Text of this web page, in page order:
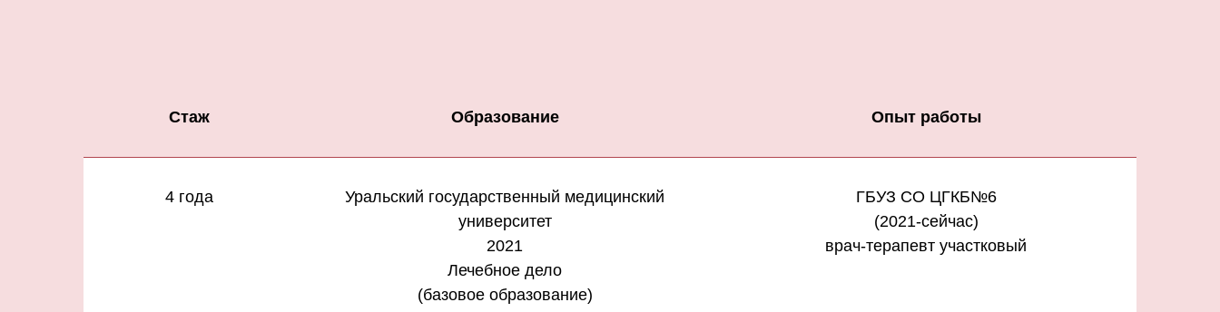
Стаж Образование Опыт работы
4 года
Уральский государственный медицинский
университет
2021
Лечебное дело
(базовое образование)
ГБУЗ СО ЦГКБ№6
(2021-сейчас)
врач-терапевт участковый